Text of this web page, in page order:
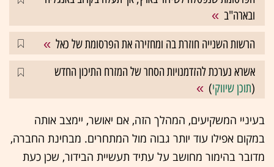
ובארה"ב
הרשות השנייה חוזרת בה ומחזירה את הפרסומת של כאל
אשרא נערכת להזדמנויות הסחר של המזרח התיכון החדש
(תוכן שיווקי)
בעיניי המשקיעים, המהלך הזה, אם יאושר, יימצב אותה
במקום אפילו עוד יותר גבוה מול המתחרים. מבחינת החברה,
מדובר בהימור מחושב על עתיד תעשיית הבידור, שכן כעת